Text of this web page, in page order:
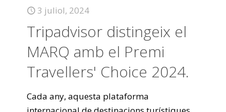
3 juliol, 2024
Tripadvisor distingeix el
MARQ amb el Premi
Travellers' Choice 2024.
Cada any, aquesta plataforma